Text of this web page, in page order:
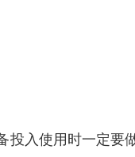
入使用时一定要